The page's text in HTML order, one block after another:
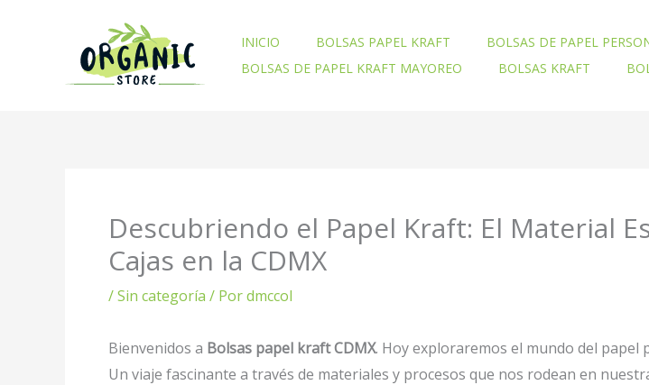
INICIO BOLSAS PAPEL KRAFT BOLSAS DE PAPEL
BOLSAS DE PAPEL KRAFT MAYOREO
BOLSAS KRAFT
Descubriendo el Papel Kraft: El Material
Cajas en la CDMX
/Sin categoría / Pordmccol
Bienvenidos a Bolsas papel kraft CDMX. Hoy exploraremos el mundo del papel
Un viaje fascinante a través de materiales y procesos que nos rodean en